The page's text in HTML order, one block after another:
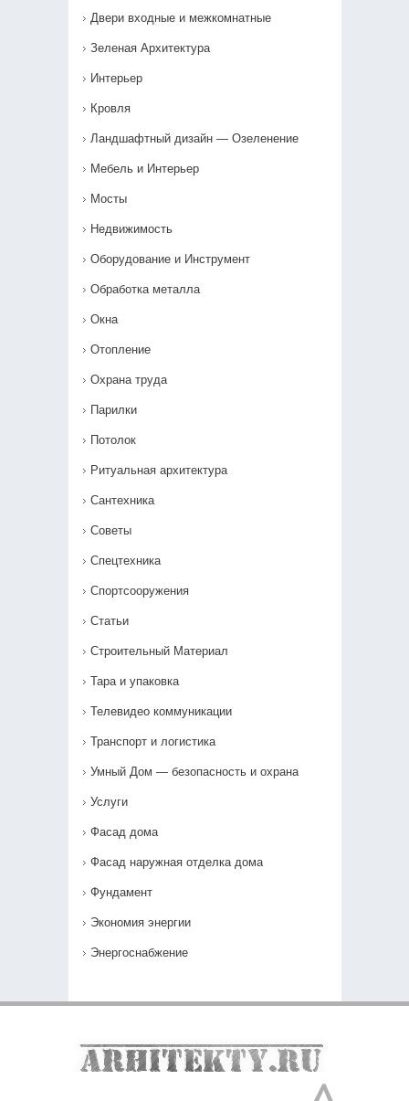
Двери входные и межкомнатные
Зеленая Архитектура
Интерьер
Кровля
Ландшафтный дизайн — Озеленение‎
Мебель и Интерьер
Мосты
Недвижимость
Оборудование и Инструмент
Обработка металла
Окна
Отопление
Охрана труда
Парилки
Потолок
Ритуальная архитектура
Сантехника
Советы
Спецтехника
Спортсооружения
Статьи
Строительный Материал
Тара и упаковка
Телевидео коммуникации
Транспорт и логистика
Умный Дом — безопасность и охрана
Услуги
Фасад дома
Фасад наружная отделка дома
Фундамент
Экономия энергии
Энергоснабжение